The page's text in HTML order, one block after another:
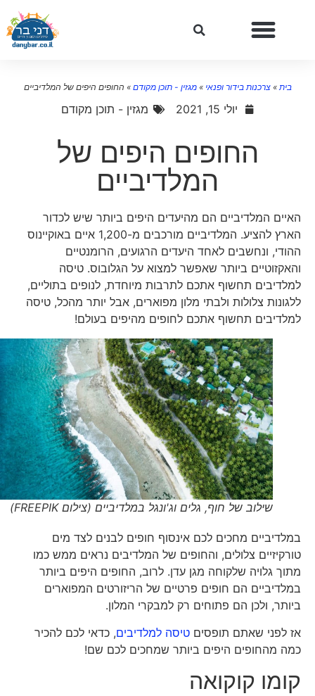
»צרכנות בידור ופנאי»מגזין - תוכן מקודם»החופים היפים של המלדיביים
יולי 15, 2021 מגזין - תוכן מקודם
החופים היפים של
המלדיביים
האיים המלדיביים הם מהיעדים היפים ביותר שיש לכדור
הארץ להציע. המלדיביים מורכבים מ-1,200 איים באוקיינוס
ההודי, ונחשבים לאחד היעדים הרגועים, הרומנטיים
והאקזוטיים ביותר שאפשר למצוא על הגלובוס. טיסה
למלדיבים תחשוף אתכם לתרבות מיוחדת, לנופים בתוליים,
ללגונות צלולות ולבתי מלון מפוארים, אבל יותר מהכל, טיסה
למלדיבים תחשוף אתכם לחופים מהיפים בעולם!
שילוב של חוף, גלים וג'ונגל במלדיביים (צילום FREEPIK)
במלדיביים מחכים לכם אינסוף חופים לבנים לצד מים
טורקיזיים צלולים, והחופים של המלדיבים נראים ממש כמו
מתוך גלויה שלקוחה מגן עדן. לרוב, החופים היפים ביותר
במלדיביים הם חופים פרטיים של הריזורטים המפוארים
ביותר, ולכן הם פתוחים רק למבקרי המלון.
אז לפני שאתם תופסיםטיסה למלדיבים, כדאי לכם להכיר
כמה מהחופים היפים ביותר שמחכים לכם שם!
קומו קוקואה